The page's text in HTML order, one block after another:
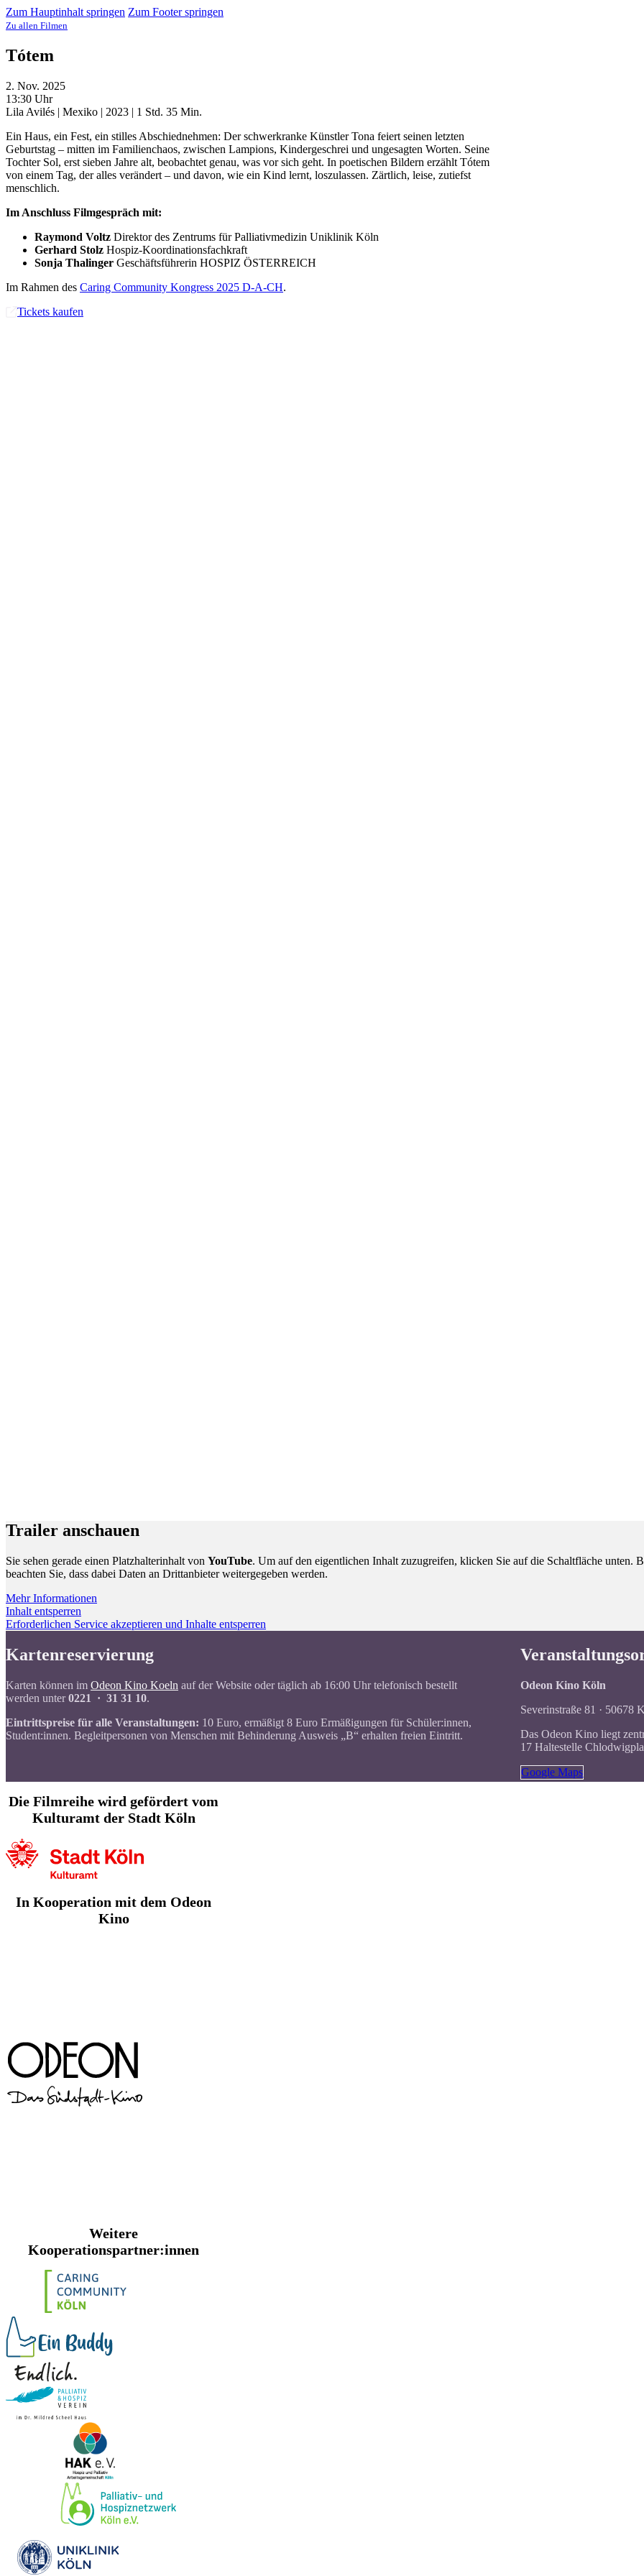
Zum Hauptinhalt springen Zum Footer springen
Zu allen Filmen
Tótem
2. Nov. 2025
13:30 Uhr
Lila Avilés | Mexiko | 2023 | 1 Std. 35 Min.
Ein Haus, ein Fest, ein stilles Abschiednehmen: Der schwerkranke Künstler Tona feiert seinen letzten
Geburtstag – mitten im Familienchaos, zwischen Lampions, Kindergeschrei und ungesagten Worten. Seine
Tochter Sol, erst sieben Jahre alt, beobachtet genau, was vor sich geht. In poetischen Bildern erzählt Tótem
von einem Tag, der alles verändert – und davon, wie ein Kind lernt, loszulassen. Zärtlich, leise, zutiefst
menschlich.
Im Anschluss Filmgespräch mit:
Raymond Voltz Direktor des Zentrums für Palliativmedizin Uniklinik Köln
Gerhard Stolz Hospiz-Koordinationsfachkraft
Sonja Thalinger Geschäftsführerin HOSPIZ ÖSTERREICH
Im Rahmen des Caring Community Kongress 2025 D-A-CH.
Tickets kaufen
Trailer anschauen
Sie sehen gerade einen Platzhalterinhalt von YouTube. Um auf den eigentlichen Inhalt zuzugreifen, klicken Sie auf die Schaltfläche unten.
beachten Sie, dass dabei Daten an Drittanbieter weitergegeben werden.
Mehr Informationen
Inhalt entsperren
Erforderlichen Service akzeptieren und Inhalte entsperren
Kartenreservierung
Karten können im Odeon Kino Koeln auf der Website oder täglich ab 16:00 Uhr telefonisch bestellt
werden unter0221 · 31 31 10.
Eintrittspreise für alle Veranstaltungen: 10 Euro, ermäßigt 8 Euro Ermäßigungen für Schüler:innen,
Student:innen. Begleitpersonen von Menschen mit Behinderung Ausweis „B“ erhalten freien Eintritt.
Odeon Kino Köln
Severinstraße 81 · 50678
Das Odeon Kino liegt
17 Haltestelle
Google Maps
Die Filmreihe wird gefördert vom
Kulturamt der Stadt Köln
In Kooperation mit dem Odeon
Kino
Weitere
Kooperationspartner:innen